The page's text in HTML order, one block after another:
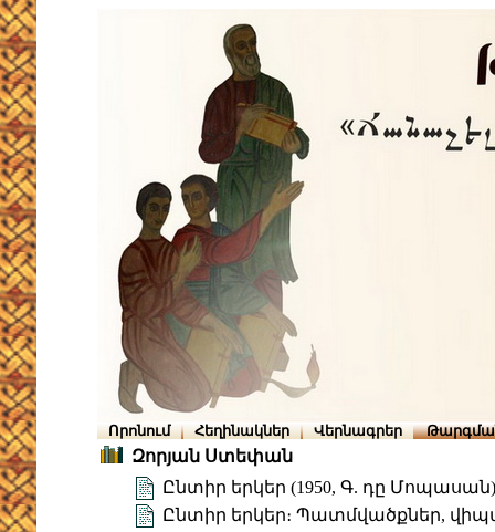
Որոնում Հեղինակներ Վերնագրեր
Զորյան Ստեփան
Ընտիր երկեր (1950, Գ. դը Մոպասան)
Ընտիր երկեր։ Պատմվածքներ,